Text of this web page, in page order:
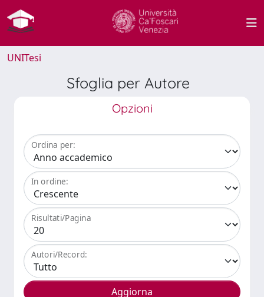
UNITesi
Sfoglia per Autore
Opzioni
Ordina per:
In ordine:
Risultati/Pagina
Autori/Record: